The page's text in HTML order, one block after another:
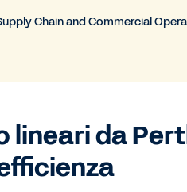
Chain and Commercial
lineari da